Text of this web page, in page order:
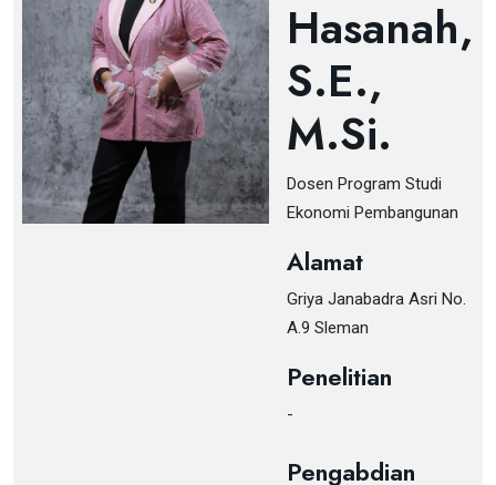
Hasanah,
S.E.,
M.Si.
Dosen Program Studi
Ekonomi Pembangunan
Alamat
Griya Janabadra Asri No.
A.9 Sleman
Penelitian
-
Pengabdian